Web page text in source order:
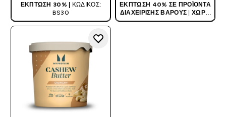
ΈΚΠΤΩΣΗ 30% | ΚΩΔΙΚΌΣ:
BS30
ΈΚΠΤΩΣΗ 40% ΣΕ ΠΡΟΪΌΝΤΑ
ΔΙΑΧΕΊΡΙΣΗΣ ΒΆΡΟΥΣ | ΧΩΡΊΣ
ΚΩΔΙΚΌ